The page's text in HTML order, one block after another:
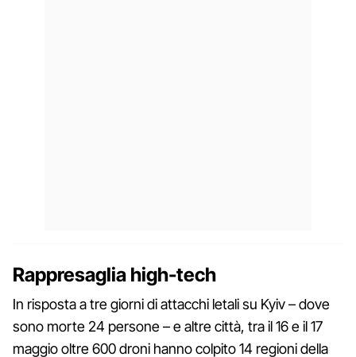
Rappresaglia high-tech
In risposta a tre giorni di attacchi letali su Kyiv – dove
sono morte 24 persone – e altre città, tra il 16 e il 17
maggio oltre 600 droni hanno colpito 14 regioni della